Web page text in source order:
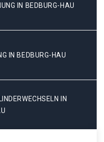
IN BEDBURG-HAU
IN BEDBURG-HAU
IN B